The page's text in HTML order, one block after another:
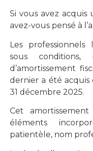
Si vous avez
avez-vous pensé à
Les
sous conditions,
d’amortissement
dernier a été
31 décembre 2025.
Cet
éléments
patientèle, nom